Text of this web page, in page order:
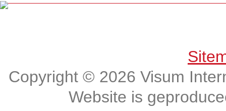
Copyright © 2026 Visum
Website is